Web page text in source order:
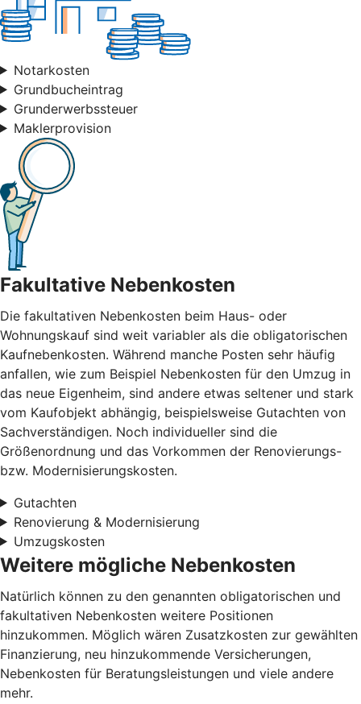
Notarkosten
Grundbucheintrag
Grunderwerbssteuer
Maklerprovision
Fakultative Nebenkosten
Die fakultativen Nebenkosten beim Haus- oder
Wohnungskauf sind weit variabler als die obligatorischen
Kaufnebenkosten. Während manche Posten sehr häufig
anfallen, wie zum Beispiel Nebenkosten für den Umzug in
das neue Eigenheim, sind andere etwas seltener und stark
vom Kaufobjekt abhängig, beispielsweise Gutachten von
Sachverständigen. Noch individueller sind die
Größenordnung und das Vorkommen der Renovierungs-
bzw. Modernisierungskosten.
Gutachten
Renovierung & Modernisierung
Umzugskosten
Weitere mögliche Nebenkosten
Natürlich können zu den genannten obligatorischen und
fakultativen Nebenkosten weitere Positionen
hinzukommen. Möglich wären Zusatzkosten zur gewählten
Finanzierung, neu hinzukommende Versicherungen,
Nebenkosten für Beratungsleistungen und viele andere
mehr.